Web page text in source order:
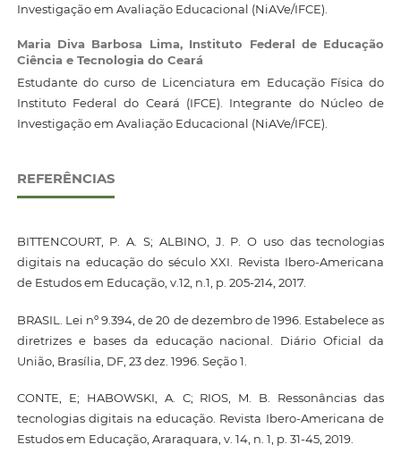
Investigação em Avaliação Educacional (NiAVe/IFCE).
Maria Diva Barbosa Lima, Instituto Federal de Educação
Ciência e Tecnologia do Ceará
Estudante do curso de Licenciatura em Educação Física do
Instituto Federal do Ceará (IFCE). Integrante do Núcleo de
Investigação em Avaliação Educacional (NiAVe/IFCE).
REFERÊNCIAS
BITTENCOURT, P. A. S; ALBINO, J. P. O uso das tecnologias
digitais na educação do século XXI. Revista Ibero-Americana
de Estudos em Educação, v.12, n.1, p. 205-214, 2017.
BRASIL. Lei nº 9.394, de 20 de dezembro de 1996. Estabelece as
diretrizes e bases da educação nacional. Diário Oficial da
União, Brasília, DF, 23 dez. 1996. Seção 1.
CONTE, E; HABOWSKI, A. C; RIOS, M. B. Ressonâncias das
tecnologias digitais na educação. Revista Ibero-Americana de
Estudos em Educação, Araraquara, v. 14, n. 1, p. 31-45, 2019.